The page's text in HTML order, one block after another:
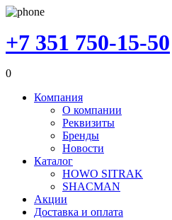
+7 351 750-15-50
0
Компания
О компании
Реквизиты
Бренды
Новости
Каталог
HOWO SITRAK
SHACMAN
Акции
Доставка и оплата